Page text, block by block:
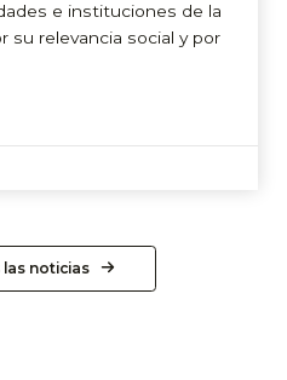
e instituciones de la
su relevancia social y por
noticias